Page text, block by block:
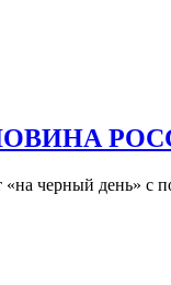
черный день» с